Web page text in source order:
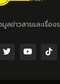
ลข่าวสารและเรื่อ